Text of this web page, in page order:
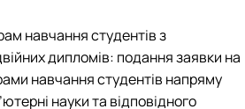
навчання студентів з
дипломів: подання заявки на
навчання студентів напряму
науки та відповідного